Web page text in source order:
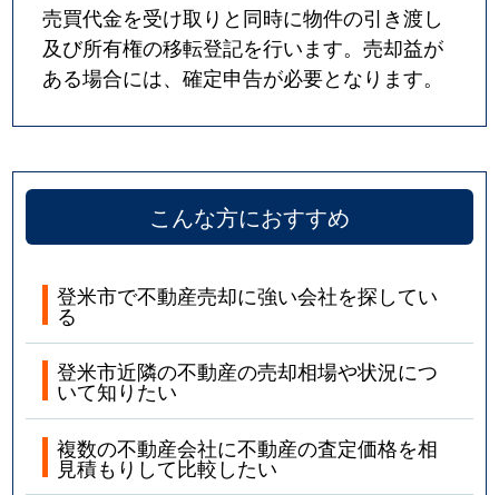
売買代金を受け取りと同時に物件の引き渡し
及び所有権の移転登記を行います。売却益が
ある場合には、確定申告が必要となります。
こんな方におすすめ
登米市で不動産売却に強い会社を探してい
る
登米市近隣の不動産の売却相場や状況につ
いて知りたい
複数の不動産会社に不動産の査定価格を相
見積もりして比較したい